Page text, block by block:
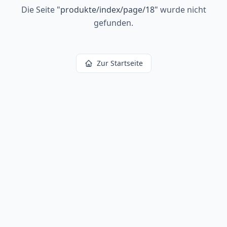
Die Seite "produkte/index/page/18" wurde nicht
gefunden.
Zur Startseite